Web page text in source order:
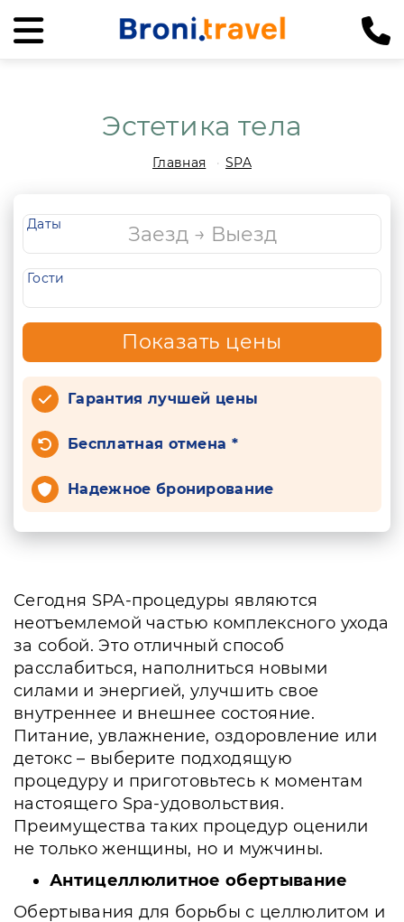
Эстетика тела
Главная SPA
Даты
Гости
Показать цены
Гарантия лучшей цены
Бесплатная отмена *
Надежное бронирование
Сегодня SPA-процедуры являются
неотъемлемой частью комплексного ухода
за собой. Это отличный способ
расслабиться, наполниться новыми
силами и энергией, улучшить свое
внутреннее и внешнее состояние.
Питание, увлажнение, оздоровление или
детокс – выберите подходящую
процедуру и приготовьтесь к моментам
настоящего Spa-удовольствия.
Преимущества таких процедур оценили
не только женщины, но и мужчины.
Антицеллюлитное обертывание
Обертывания для борьбы с целлюлитом и